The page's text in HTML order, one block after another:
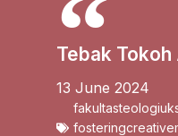
Tebak
13 June 2024